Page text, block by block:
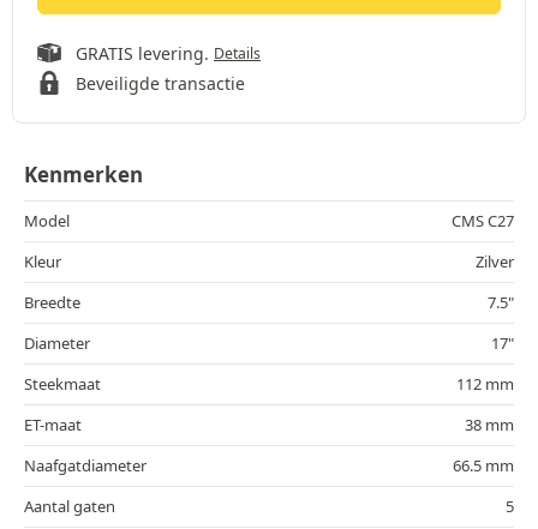
GRATIS levering. Details
Beveiligde transactie
Kenmerken
Model
CMS C27
Kleur
Zilver
Breedte
7.5"
Diameter
17"
Steekmaat
112 mm
ET-maat
38 mm
Naafgatdiameter
66.5 mm
Aantal gaten
5